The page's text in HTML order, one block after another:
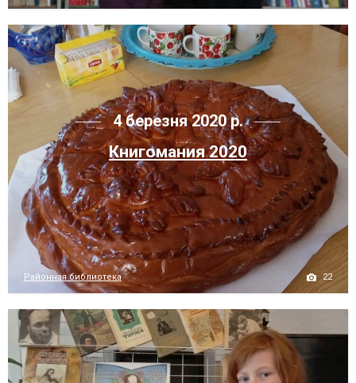
4 березня 2020 р.
Книгомания 2020
Районная библиотека 22